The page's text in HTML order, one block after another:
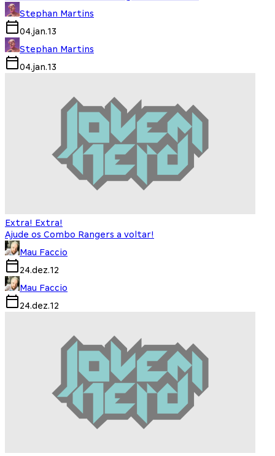
Stephan Martins
04.jan.13
Stephan Martins
04.jan.13
Extra! Extra!
Ajude os Combo Rangers a voltar!
Mau Faccio
24.dez.12
Mau Faccio
24.dez.12